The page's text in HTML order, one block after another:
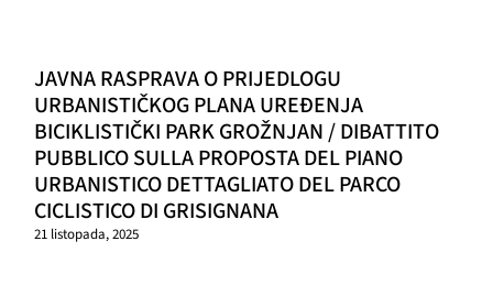
JAVNA RASPRAVA O PRIJEDLOGU
URBANISTIČKOG PLANA UREĐENJA
BICIKLISTIČKI PARK GROŽNJAN / DIBATTITO
PUBBLICO SULLA PROPOSTA DEL PIANO
URBANISTICO DETTAGLIATO DEL PARCO
CICLISTICO DI GRISIGNANA
21 listopada, 2025